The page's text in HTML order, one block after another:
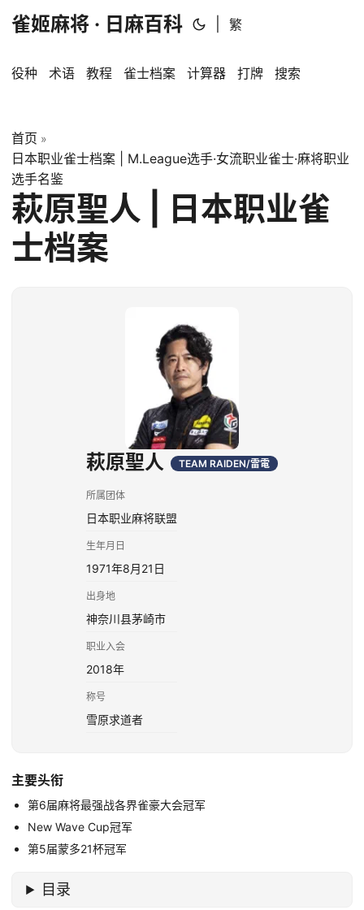
雀姬麻将 · 日麻百科 繁
役种 术语 教程 雀士档案 计算器 打牌 搜索
首页 »
日本职业雀士档案 | M.League选手·女流职业雀士·麻将职业
选手名鉴
萩原聖人 | 日本职业雀
士档案
萩原聖人 TEAM RAIDEN/雷電
所属团体
日本职业麻将联盟
生年月日
1971年8月21日
出身地
神奈川县茅崎市
职业入会
2018年
称号
雪原求道者
主要头衔
第6届麻将最强战各界雀豪大会冠军
New Wave Cup冠军
第5届蒙多21杯冠军
目录